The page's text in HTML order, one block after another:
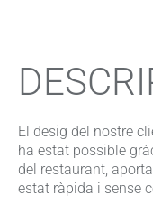
El desig del nostre
ha estat possible
del restaurant,
estat ràpida i sense